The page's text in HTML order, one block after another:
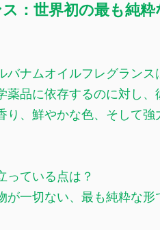
：世界初の最も純
ナムオイルフレグラン
品に依存するのに対し
、鮮やかな色、そして強
っている点は？
一切ない、最も純粋な形